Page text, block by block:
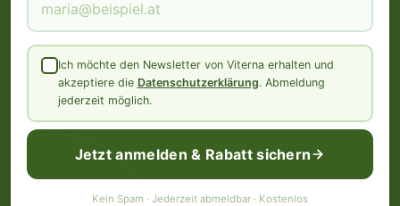
Ich möchte den Newsletter von Viterna erhalten und
akzeptiere die Datenschutzerklärung. Abmeldung
jederzeit möglich.
Jetzt anmelden & Rabatt sichern
Kein Spam · Jederzeit abmeldbar · Kostenlos